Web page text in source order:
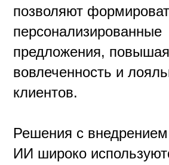
позволяют
персонализированные
предложения, повышая
вовлеченность и
клиентов.
Решения с внедрением
ИИ широко